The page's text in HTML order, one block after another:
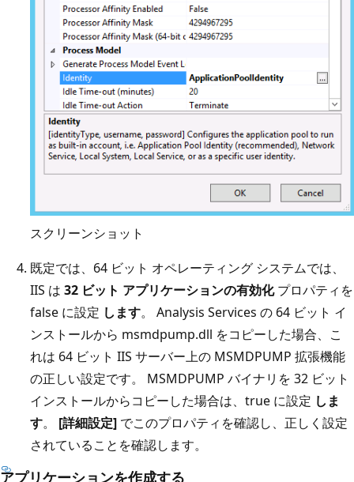
スクリーンショット
既定では、64 ビット オペレーティング システムでは、
IIS は 32 ビット アプリケーションの有効化プロパティを
false に設定 します。 Analysis Services の 64 ビット イ
ンストールから msmdpump.dll をコピーした場合、こ
れは 64 ビット IIS サーバー上の MSMDPUMP 拡張機能
の正しい設定です。 MSMDPUMP バイナリを 32 ビット
インストールからコピーした場合は、true に設定 しま
す。 [詳細設定] でこのプロパティを確認し、正しく設定
されていることを確認します。
アプリケーションを作成する